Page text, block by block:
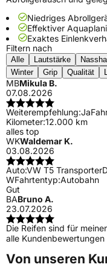
Niedriges
Effektiver
Exaktes
Filtern nach
Alle Lautstärke
Winter
Grip Qualität
MBMikula B.
07.08.2026
Weiterempfehlung:Ja
Kilometer:12.000 km
alles top
WKWaldemar K.
03.08.2026
Auto:VW T5 Transporter
WFahrtentyp:Autobahn
Gut
BABruno A.
23.07.2026
Die Reifen sind für
alle
Von unseren